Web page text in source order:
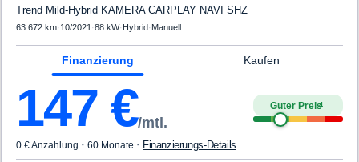
Trend Mild-Hybrid KAMERA CARPLAY NAVI SHZ
63.672 km· 10/2021 ·88 kW· Hybrid· Manuell
Finanzierung Kaufen
147 €/mtl.
Guter Preis4
0 € Anzahlung · 60 Monate · Finanzierungs-Details